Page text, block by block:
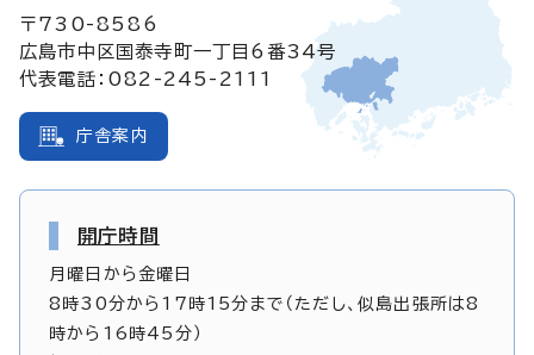
〒730-8586
広島市中区国泰寺町一丁目6番34号
代表電話：082-245-2111
庁舎案内
開庁時間
月曜日から金曜日
8時30分から17時15分まで（ただし、似島出張所は8
時から16時45分）